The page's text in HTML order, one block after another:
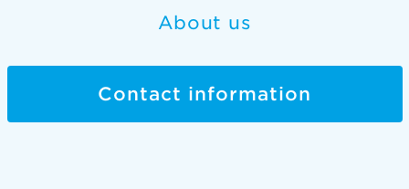
About us
Contact information